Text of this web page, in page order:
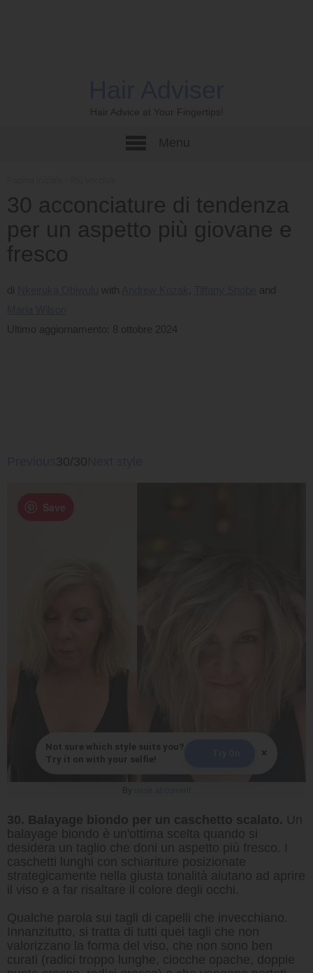
Hair Advice at Your Fingertips!
30 acconciature di tendenza
per un aspetto più giovane e
fresco
di
Ultimo aggiornamento: 8 ottobre 2024
30/30
Save
Not sure which style suits you?
Try it on with your selfie!
×
30. Balayage biondo per un caschetto scalato. Un
balayage biondo è un'ottima scelta quando si
desidera un taglio che doni un aspetto più fresco. I
caschetti lunghi con schiariture posizionate
strategicamente nella giusta tonalità aiutano ad aprire
il viso e a far risaltare il colore degli occhi.
Qualche parola sui tagli di capelli che invecchiano.
Innanzitutto, si tratta di tutti quei tagli che non
valorizzano la forma del viso, che non sono ben
curati (radici troppo lunghe, ciocche opache, doppie